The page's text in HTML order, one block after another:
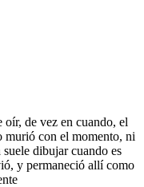
de vez en cuando, el
murió con el momento, ni
dibujar cuando es
y permaneció allí como